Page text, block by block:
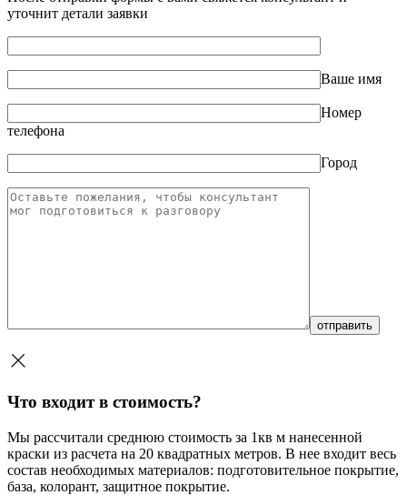
уточнит детали заявки
Ваше имя
Номер
телефона
Город
Что входит в стоимость?
Мы рассчитали среднюю стоимость за 1кв м нанесенной
краски из расчета на 20 квадратных метров. В нее входит весь
состав необходимых материалов: подготовительное покрытие,
база, колорант, защитное покрытие.